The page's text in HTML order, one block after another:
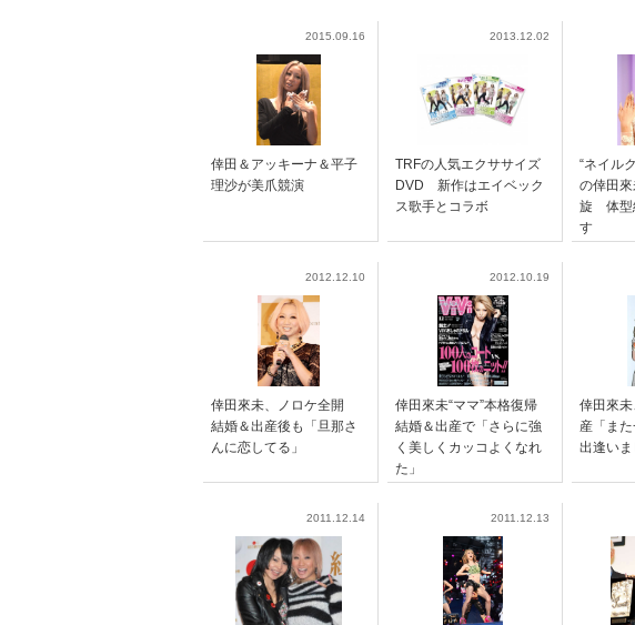
2015.09.16
倖田＆アッキーナ＆平子
理沙が美爪競演
2013.12.02
TRFの人気エクササイズ
DVD 新作はエイベック
ス歌手とコラボ
“ネイル
の倖田
旋 体型
す
2012.12.10
倖田來未、ノロケ全開
結婚＆出産後も「旦那さ
んに恋してる」
2012.10.19
倖田來未“ママ”本格復帰
結婚＆出産で「さらに強
く美しくカッコよくなれ
た」
倖田來
産「ま
出逢いま
2011.12.14 2011.12.13